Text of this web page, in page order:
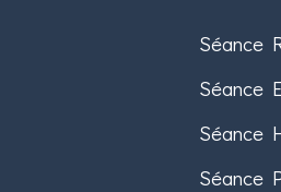
Séance
Séance
Séance
Séance